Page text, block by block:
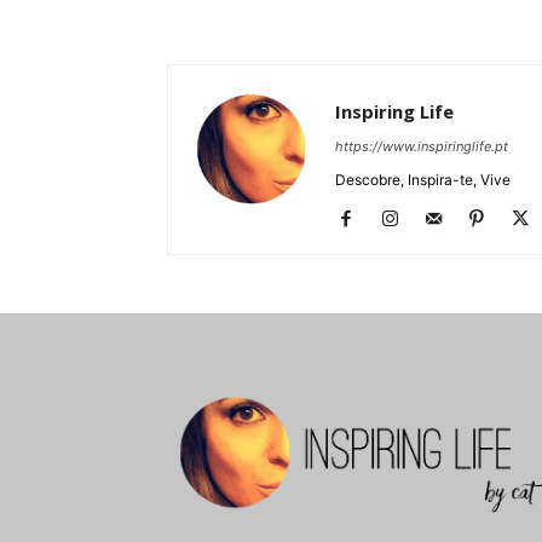
Inspiring Life
https://www.inspiringlife.pt
Descobre, Inspira-te, Vive